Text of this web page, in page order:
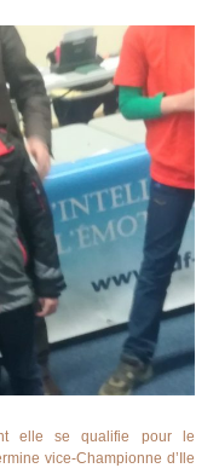
elle se qualifie pour le
vice-Championne d’Ile